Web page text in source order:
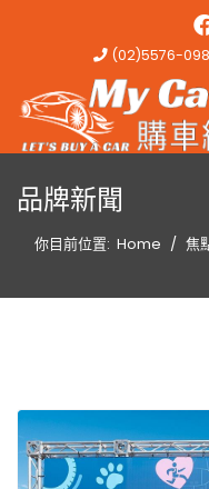
(02)5576-
品牌新聞
你目前位置: Home 焦